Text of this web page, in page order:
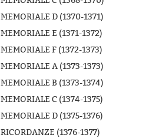
MEMORIALE D (1370-1371)
MEMORIALE E (1371-1372)
MEMORIALE F (1372-1373)
MEMORIALE A (1373-1373)
MEMORIALE B (1373-1374)
MEMORIALE C (1374-1375)
MEMORIALE D (1375-1376)
RICORDANZE (1376-1377)